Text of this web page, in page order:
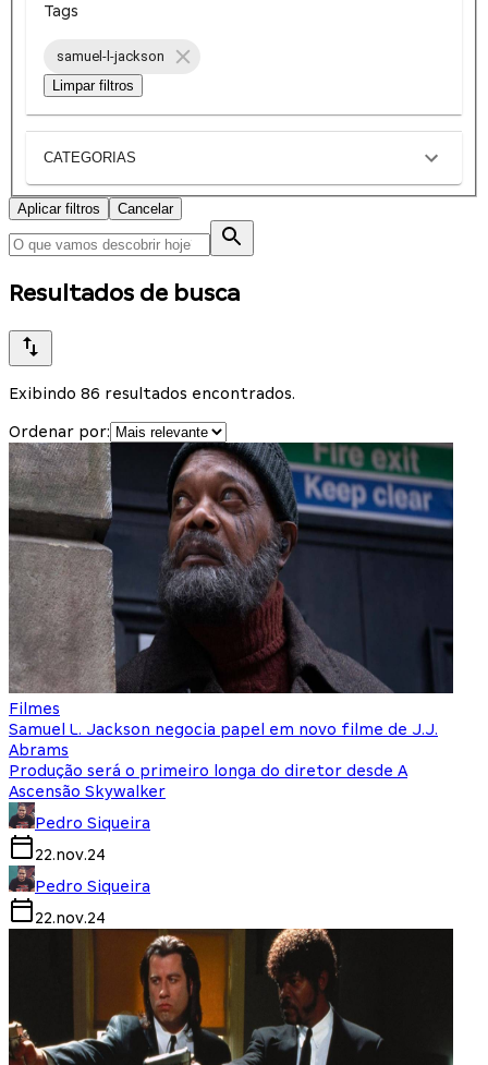
Tags
samuel-l-jackson
Limpar filtros
CATEGORIAS
Aplicar filtros Cancelar
Resultados de busca
Exibindo 86 resultados encontrados.
Ordenar por:
Filmes
Samuel L. Jackson negocia papel em novo filme de J.J.
Abrams
Produção será o primeiro longa do diretor desde A
Ascensão Skywalker
Pedro Siqueira
22.nov.24
Pedro Siqueira
22.nov.24